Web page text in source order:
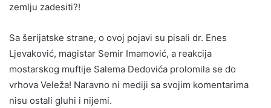
zemlju zadesiti?!
Sa šerijatske strane, o ovoj pojavi su pisali dr. Enes
Ljevaković, magistar Semir Imamović, a reakcija
mostarskog muftije Salema Dedovića prolomila se do
vrhova Veleža! Naravno ni mediji sa svojim komentarima
nisu ostali gluhi i nijemi.